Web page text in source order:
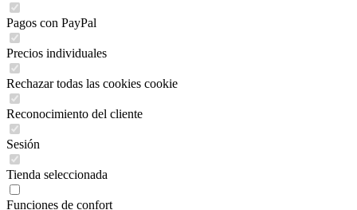
Pagos con PayPal
Precios individuales
Rechazar todas las cookies cookie
Reconocimiento del cliente
Sesión
Tienda seleccionada
Funciones de confort